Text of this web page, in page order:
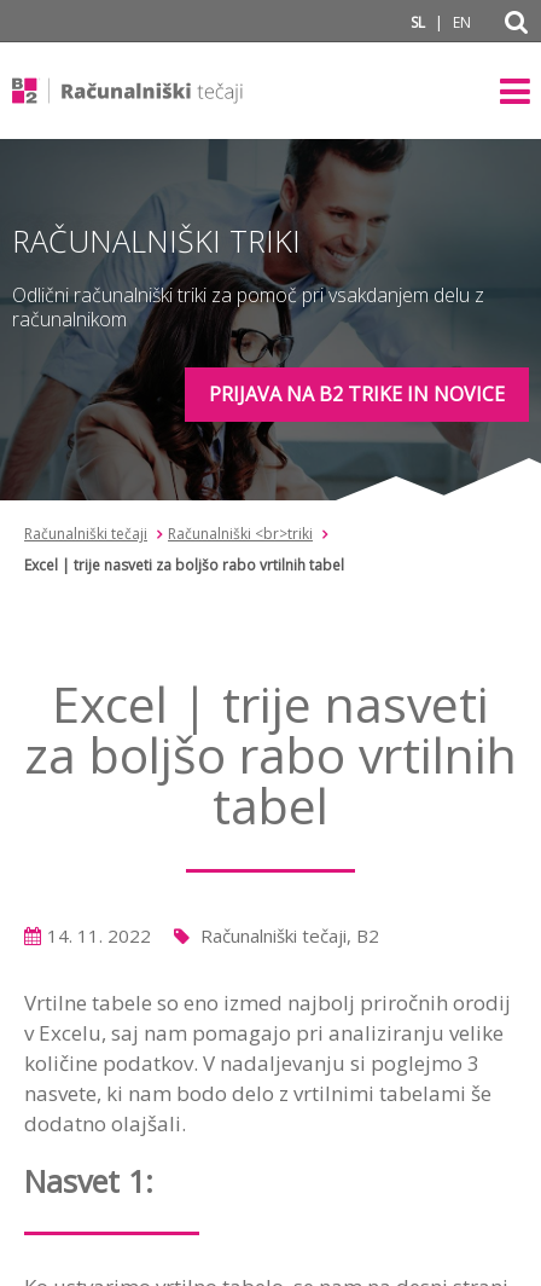
SL | EN
RAČUNALNIŠKI TRIKI
Odlični računalniški triki za pomoč pri vsakdanjem delu z
računalnikom
PRIJAVA NA B2 TRIKE IN NOVICE
Računalniški tečaji
Računalniški <br>triki
Excel | trije nasveti za boljšo rabo vrtilnih tabel
Excel | trije nasveti
za boljšo rabo vrtilnih
tabel
14. 11. 2022 Računalniški tečaji, B2
Vrtilne tabele so eno izmed najbolj priročnih orodij
v Excelu, saj nam pomagajo pri analiziranju velike
količine podatkov. V nadaljevanju si poglejmo 3
nasvete, ki nam bodo delo z vrtilnimi tabelami še
dodatno olajšali.
Nasvet 1: